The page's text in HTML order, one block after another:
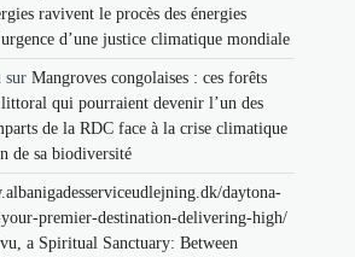
ravivent le procès des énergies
d’une justice climatique mondiale
sur Mangroves congolaises : ces forêts
qui pourraient devenir l’un des
de la RDC face à la crise climatique
de sa biodiversité
daytona-
premier-destination-delivering-high/
a Spiritual Sanctuary: Between